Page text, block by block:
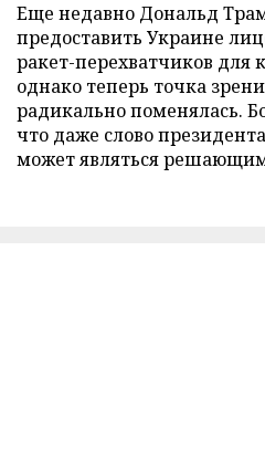
Еще недавно Дональд
предоставить Украине
ракет-перехватчиков для
однако теперь точка
радикально поменялась.
что даже слово
может являться